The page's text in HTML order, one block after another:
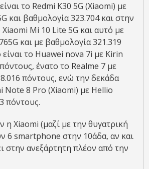
το Redmi K30 5G (Xiaomi) με
και βαθμολογία 323.704 και στην
Mi 10 Lite 5G και αυτό με
και με βαθμολογία 321.319
το Huawei nova 7i με Kirin
ένατο το Realme 7 με
πόντους, ενώ την δεκάδα
Note 8 Pro (Xiaomi) με Hellio
πόντους.
η Xiaomi (μαζί με την θυγατρική
6 smartphone στην 10άδα, αν και
στην ανεξάρτητη πλέον από την